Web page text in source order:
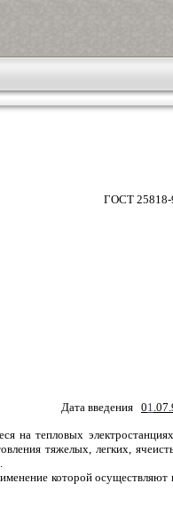
ГОСТ 25818-
Дата введения 01
на тепловых
тяжелых, легких,
которой осуществляют